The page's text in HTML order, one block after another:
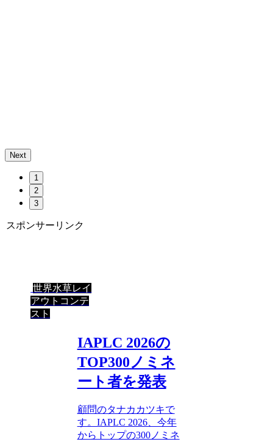
Next
1
2
3
スポンサーリンク
世界水草レイ
アウトコンテ
スト
IAPLC 2026の
TOP300ノミネ
ート者を発表
顧問のタナカカツキで
す。IAPLC 2026、今年
からトップの300ノミネ